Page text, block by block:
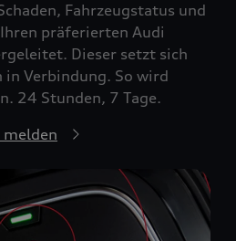
Fahrzeugstatus und
präferierten Audi
Dieser setzt sich
Verbindung. So wird
24 Stunden, 7 Tage.